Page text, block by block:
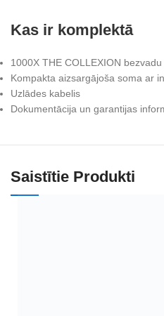
Kas ir komplektā
1000X THE COLLEXION
Kompakta aizsargājoša soma ar
Uzlādes kabelis
Dokumentācija un garantijas
Saistītie Produkti